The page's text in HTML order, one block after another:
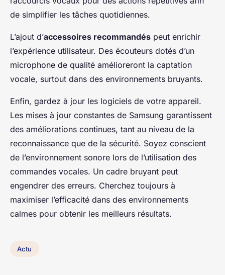
de simplifier les tâches quotidiennes.
L’ajout d’accessoires recommandés peut enrichir
l’expérience utilisateur. Des écouteurs dotés d’un
microphone de qualité amélioreront la captation
vocale, surtout dans des environnements bruyants.
Enfin, gardez à jour les logiciels de votre appareil.
Les mises à jour constantes de Samsung garantissent
des améliorations continues, tant au niveau de la
reconnaissance que de la sécurité. Soyez conscient
de l’environnement sonore lors de l’utilisation des
commandes vocales. Un cadre bruyant peut
engendrer des erreurs. Cherchez toujours à
maximiser l’efficacité dans des environnements
calmes pour obtenir les meilleurs résultats.
Actu